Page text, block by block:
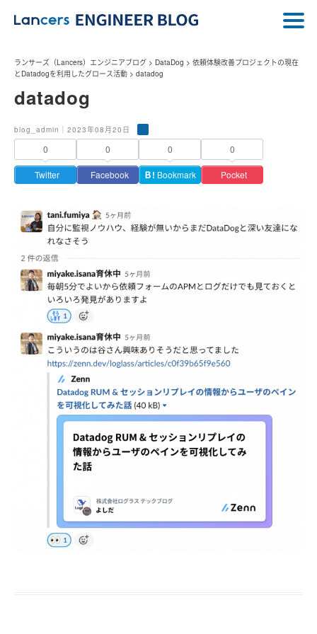
ランサーズ（Lancers）エンジニアブログ > DataDog > 依頼体験改善プロジェクトの現在
とDatadogを利用したグロース活動 > datadog
datadog
blog_admin｜2023年08月20日
0
Twitter
0
Facebook
0
Ｂ! Bookmark
0
Pocket